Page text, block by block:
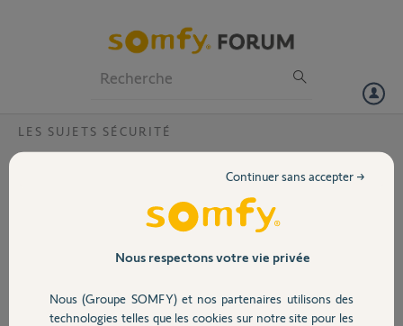
Volet
Sécurité
LES SUJETS SÉCURITÉ
Pourquoi mon link reste allumé ?
Mon link reste allumé lorsque je le branche même si je le réinitialise
N° MAC : BU40030017AF
Merci,
Nous respectons votre vie privée
Nous (Groupe SOMFY) et nos partenaires utilisons des
technologies telles que les cookies sur notre site pour les
Continuer sans accepter →